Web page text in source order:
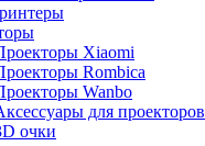
Xiaomi
Rombica
Wanbo
для проекторов
очки